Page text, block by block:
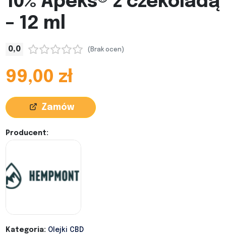
– 12 ml
0,0 (Brak ocen)
99,00 zł
Zamów
Producent:
Kategoria: Olejki CBD